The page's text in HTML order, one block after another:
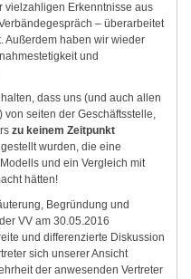
vielzahligen Erkenntnisse aus
– überarbeitet
Außerdem haben wir wieder
und
dass uns (und auch allen
seiten der Geschäftsstelle,
zu keinem Zeitpunkt
wurden, die eine
und ein Vergleich mit
hätten!
Begründung und
VV am 30.05.2016
und differenzierte Diskussion
sich unserer Ansicht
der anwesenden Vertreter